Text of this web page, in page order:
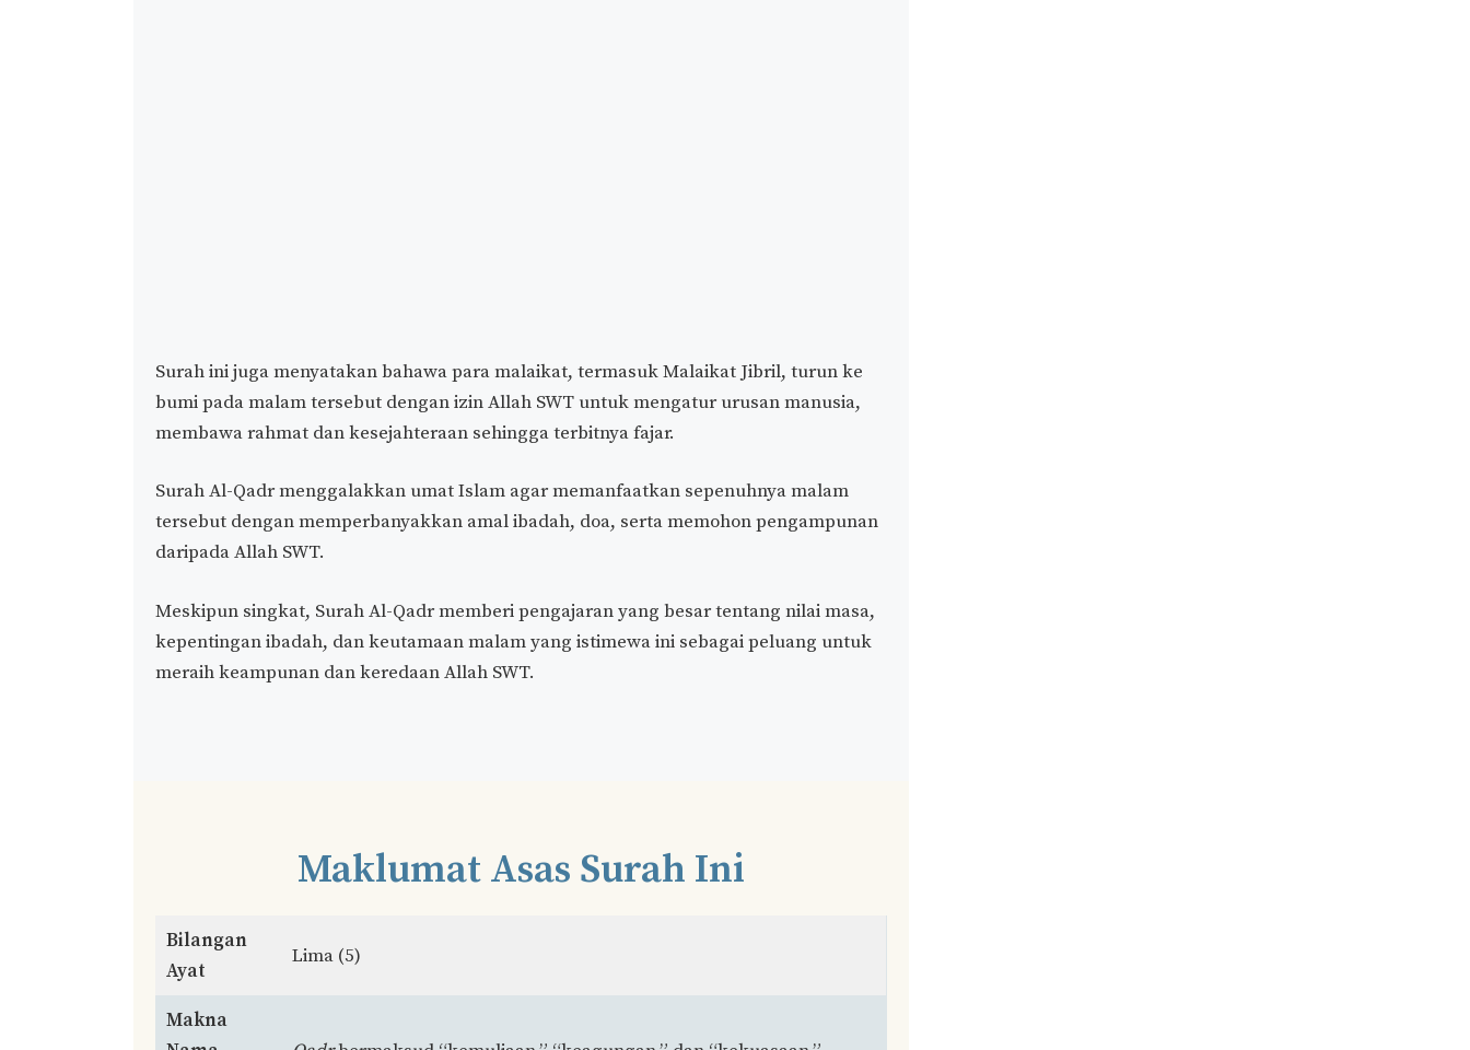
Surah ini juga menyatakan bahawa para malaikat, termasuk Malaikat Jibril, turun ke
bumi pada malam tersebut dengan izin Allah SWT untuk mengatur urusan manusia,
membawa rahmat dan kesejahteraan sehingga terbitnya fajar.
Surah Al-Qadr menggalakkan umat Islam agar memanfaatkan sepenuhnya malam
tersebut dengan memperbanyakkan amal ibadah, doa, serta memohon pengampunan
daripada Allah SWT.
Meskipun singkat, Surah Al-Qadr memberi pengajaran yang besar tentang nilai masa,
kepentingan ibadah, dan keutamaan malam yang istimewa ini sebagai peluang untuk
meraih keampunan dan keredaan Allah SWT.
Maklumat Asas Surah Ini
Bilangan
Ayat
Lima (5)
Makna